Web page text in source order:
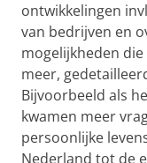
ontwikkelingen
van bedrijven en
mogelijkheden
meer,
Bijvoorbeeld als
kwamen meer
persoonlijke
Nederland tot de